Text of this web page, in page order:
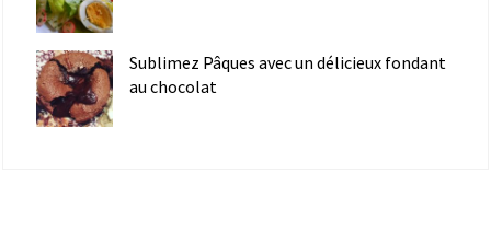
Sublimez Pâques avec un délicieux fondant
au chocolat